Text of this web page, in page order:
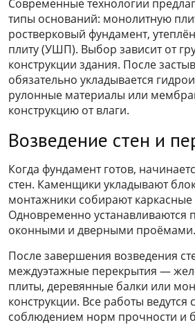
Современные технологии
типы оснований: монолитную
ростверковый фундамент,
плиту (УШП). Выбор зависит от
конструкции здания. После
обязательно укладывается
рулонные материалы или
конструкцию от влаги.
Возведение стен и
Когда фундамент готов,
стен. Каменщики укладывают
монтажники собирают каркасные
Одновременно устанавливаются
оконными и дверными проёмами.
После завершения возведения
междуэтажные перекрытия —
плиты, деревянные балки или
конструкции. Все работы ведутся
соблюдением норм прочности и